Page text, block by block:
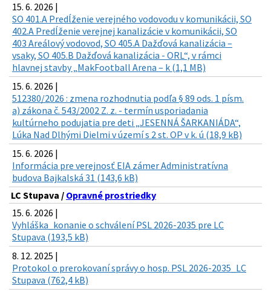
15. 6. 2026 |
SO 401.A Predĺženie verejného vodovodu v komunikácii, SO
402.A Predĺženie verejnej kanalizácie v komunikácii, SO
403 Areálový vodovod, SO 405.A Dažďová kanalizácia –
vsaky, SO 405.B Dažďová kanalizácia - ORL“, v rámci
hlavnej stavby „MakFootball Arena – k (1,1 MB)
15. 6. 2026 |
512380/2026 : zmena rozhodnutia podľa § 89 ods. 1 písm.
a) zákona č. 543/2002 Z. z. - termín usporiadania
kultúrneho podujatia pre deti „JESENNÁ ŠARKANIÁDA“,
Lúka Nad Dlhými Dielmi v území s 2 st. OP v k. ú (18,9 kB)
15. 6. 2026 |
Informácia pre verejnosť EIA zámer Administratívna
budova Bajkalská 31 (143,6 kB)
LC Stupava / Opravné prostriedky
15. 6. 2026 |
Vyhláška_konanie o schválení PSL 2026-2035 pre LC
Stupava (193,5 kB)
8. 12. 2025 |
Protokol o prerokovaní správy o hosp. PSL 2026-2035_LC
Stupava (762,4 kB)